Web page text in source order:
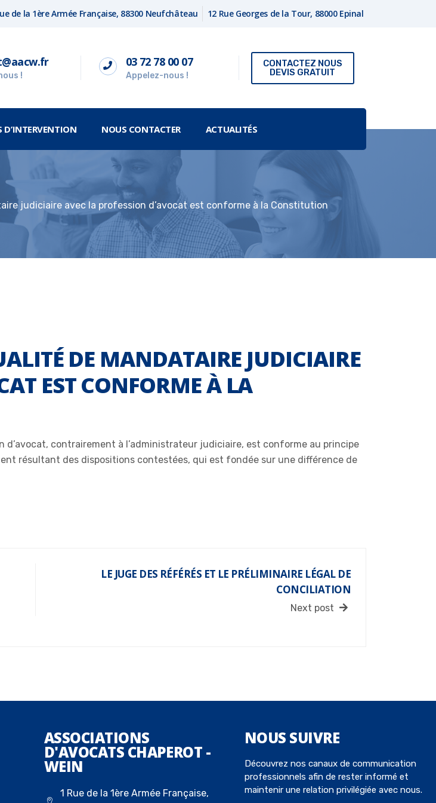
de la 1ère Armée Française, 88300 Neufchâteau 12 Rue Georges de la Tour, 88000 Epinal
!
03 72 78 00 07
Appelez-nous !
CONTACTEZ NOUS
DEVIS GRATUIT
D’INTERVENTION NOUS CONTACTER ACTUALITÉS
judiciaire avec la profession d’avocat est conforme à la Constitution
DE MANDATAIRE JUDICIAIRE
EST CONFORME À LA
contrairement à l’administrateur judiciaire, est conforme au principe
résultant des dispositions contestées, qui est fondée sur une différence de
LE JUGE DES RÉFÉRÉS ET LE PRÉLIMINAIRE LÉGAL DE
CONCILIATION
Next post
ASSOCIATIONS
D'AVOCATS CHAPEROT -
WEIN
1 Rue de la 1ère Armée Française,
NOUS SUIVRE
Découvrez nos canaux de communication
professionnels afin de rester informé et
maintenir une relation privilégiée avec nous.